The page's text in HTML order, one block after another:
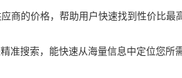
商的价格，帮助用户快速找到性价比最
准搜索，能快速从海量信息中定位您所